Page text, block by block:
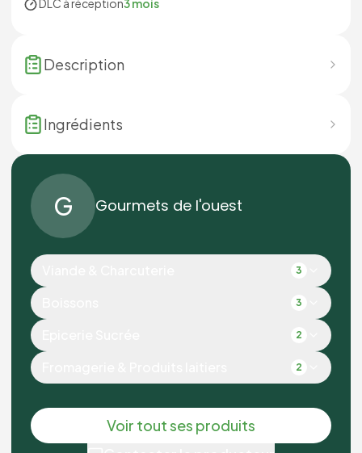
DLC à réception3 mois
Description
Ingrédients
G Gourmets de l'ouest
3
3
2
2
Voir tout ses produits